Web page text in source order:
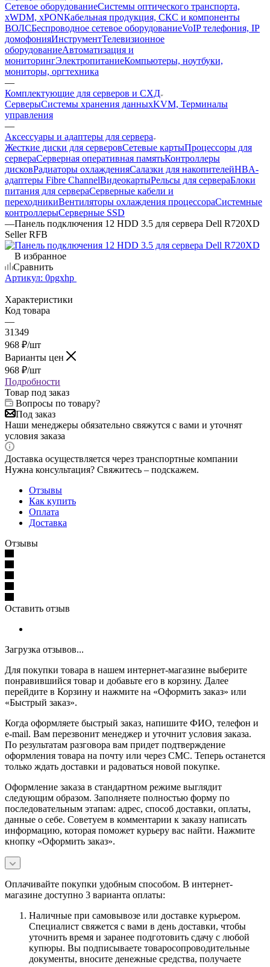
Сетевое оборудованиеСистемы оптического транспорта,
xWDM, xPONКабельная продукция, СКС и компоненты
ВОЛСБеспроводное сетевое оборудованиеVoIP телефония, IP
домофонияИнструментТелевизионное
оборудованиеАвтоматизация и
мониторингЭлектропитаниеКомпьютеры, ноутбуки,
мониторы, оргтехника
—
Комплектующие для серверов и СХД
СерверыСистемы хранения данныхKVM, Терминалы
управления
—
Аксессуары и адаптеры для сервера
Жесткие диски для серверовСетевые картыПроцессоры для
сервераСерверная оперативная памятьКонтроллеры
дисковРадиаторы охлажденияСалазки для накопителейHBA-
адаптеры Fibre ChannelВидеокартыРельсы для сервераБлоки
питания для сервераСерверные кабели и
переходникиВентиляторы охлаждения процессораСистемные
контроллерыСерверные SSD
—Панель подключения 12 HDD 3.5 для сервера Dell R720XD
Seller RFB
В избранное
Сравнить
Артикул: 0pgxhp
Характеристики
Код товара
—
31349
968 ₽/шт
Варианты цен
968 ₽/шт
Подробности
Товар под заказ
Вопросы по товару?
Под заказ
Наши менеджеры обязательно свяжутся с вами и уточнят
условия заказа
Доставка осуществляется через транспортные компании
Нужна консультация? Свяжитесь – подскажем.
Отзывы
Как купить
Оплата
Доставка
Отзывы
Оставить отзыв
Загрузка отзывов...
Для покупки товара в нашем интернет-магазине выберите
понравившийся товар и добавьте его в корзину. Далее
перейдите в Корзину и нажмите на «Оформить заказ» или
«Быстрый заказ».
Когда оформляете быстрый заказ, напишите ФИО, телефон и
e-mail. Вам перезвонит менеджер и уточнит условия заказа.
По результатам разговора вам придет подтверждение
оформления товара на почту или через СМС. Теперь останется
только ждать доставки и радоваться новой покупке.
Оформление заказа в стандартном режиме выглядит
следующим образом. Заполняете полностью форму по
последовательным этапам: адрес, способ доставки, оплаты,
данные о себе. Советуем в комментарии к заказу написать
информацию, которая поможет курьеру вас найти. Нажмите
кнопку «Оформить заказ».
Оплачивайте покупки удобным способом. В интернет-
магазине доступно 3 варианта оплаты:
Наличные при самовывозе или доставке курьером.
Специалист свяжется с вами в день доставки, чтобы
уточнить время и заранее подготовить сдачу с любой
купюры. Вы подписываете товаросопроводительные
документы, вносите денежные средства, получаете